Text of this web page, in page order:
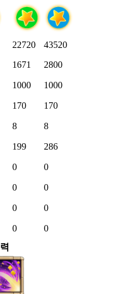
22720 43520
1671 2800
1000 1000
170 170
8 8
199 286
0 0
0 0
0 0
0
0
력